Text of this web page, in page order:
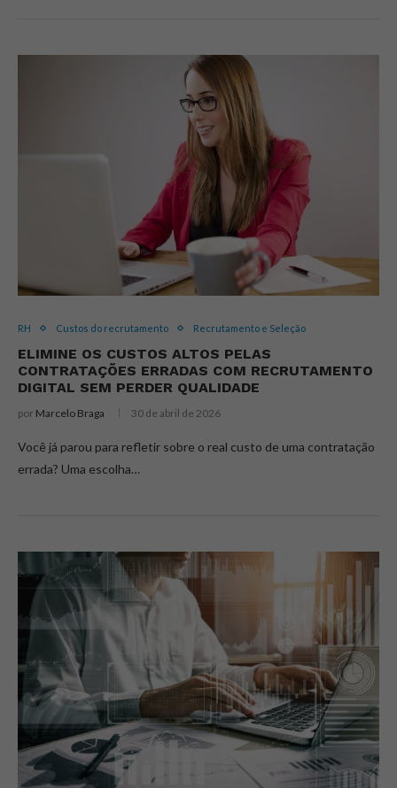
RH Custos do recrutamento Recrutamento e Seleção
ELIMINE OS CUSTOS ALTOS PELAS
CONTRATAÇÕES ERRADAS COM RECRUTAMENTO
DIGITAL SEM PERDER QUALIDADE
por Marcelo Braga 30 de abril de 2026
Você já parou para refletir sobre o real custo de uma contratação
errada? Uma escolha…